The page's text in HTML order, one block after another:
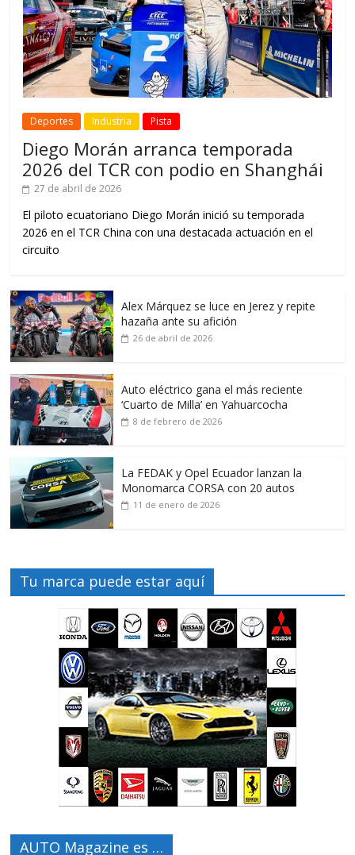
Deportes Industria Pista
Diego Morán arranca temporada
2026 del TCR con podio en Shanghái
27 de abril de 2026
El piloto ecuatoriano Diego Morán inició su temporada
2026 en el TCR China con una destacada actuación en el
circuito
Alex Márquez se luce en Jerez y repite
hazaña ante su afición
26 de abril de 2026
Auto eléctrico gana el más reciente
‘Cuarto de Milla’ en Yahuarcocha
8 de febrero de 2026
La FEDAK y Opel Ecuador lanzan la
Monomarca CORSA con 20 autos
11 de enero de 2026
Tu marca puede estar aquí
AUTO Magazine es …